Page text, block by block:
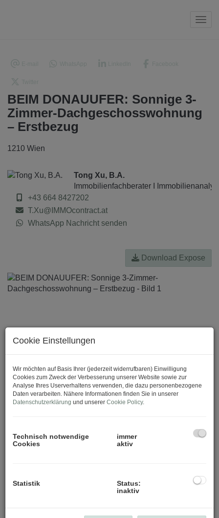
BEIM DONAUUFER: Sonnige 3-
Zimmer-Dachgeschosswohnung
– Erstbezug
1210 Wien
Tong Xu, B.A.
Immobilienfachberater I
+43 664 8427202
T.Xu@IMMOcontract.at
WhatsApp Nachricht senden
Download Expose
Cookie Einstellungen
Wir möchten auf Basis Ihrer (jederzeit widerrufbaren) Einwilligung
Cookies zum Zweck der Verbesserung unserer Website sowie zur
Analyse Ihres Userverhaltens verwenden, die dazu personenbezogene
Daten verarbeiten. Nähere Informationen finden Sie in unserer
Datenschutzerklärung und unserer Cookie Policy.
Technisch notwendige
Cookies
immer
aktiv
Statistik
Status:
inaktiv